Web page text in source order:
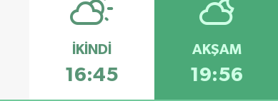
İKINDI
16:45
AKŞAM
19:56